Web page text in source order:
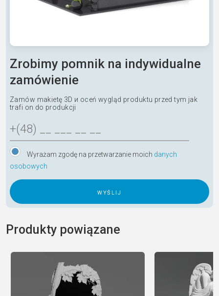
Zrobimy pomnik na indywidualne
zamówienie
Zamów makietę 3D и oceń wygląd produktu przed tym jak
trafi on do produkcji
Wyrażam zgodę na przetwarzanie moich danych
osobowych
A
t
r
Produkty powiązane